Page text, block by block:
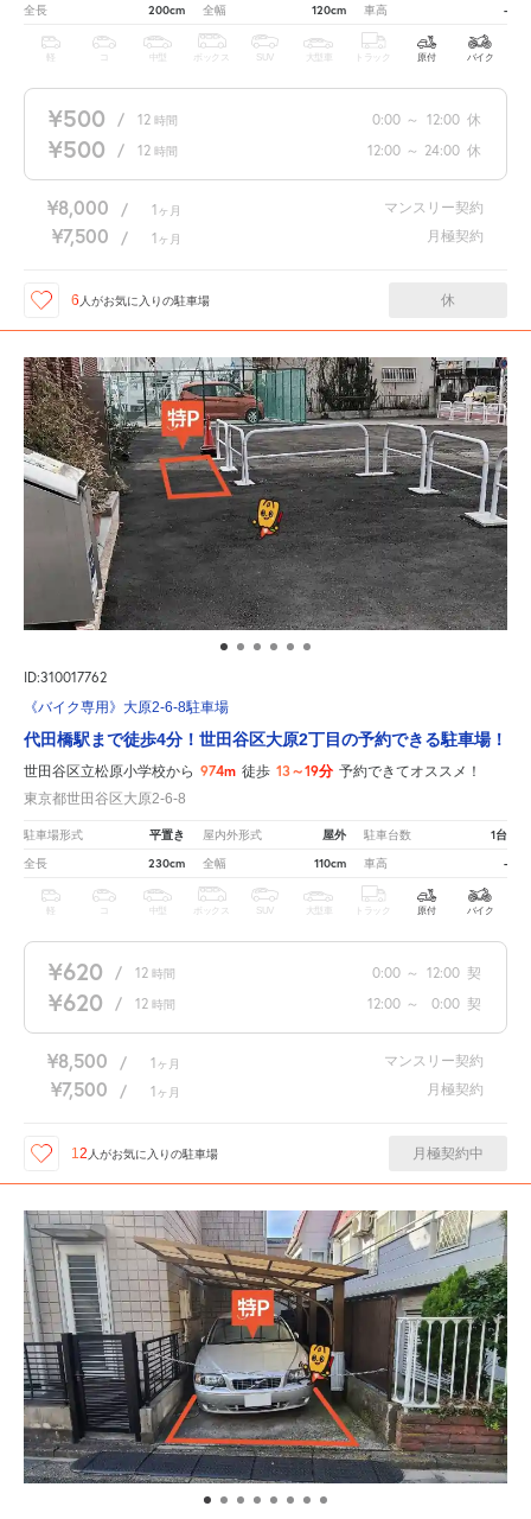
全長 200cm 全幅 120cm 車高 -
軽 中型 ボックス SUV 大型車 トラック 原付 バイク
¥500 / 12 時間 0:00 ～ 12:00 休
¥500 / 12 時間 12:00 ～ 24:00 休
¥8,000 / 1 ヶ月 マンスリー契約
¥7,500 / 1 ヶ月 月極契約
6 人がお気に入りの駐車場 休
ID:310017762
《バイク専用》大原2-6-8駐車場
代田橋駅まで徒歩4分！世田谷区大原2丁目の予約できる駐車場！
世田谷区立松原小学校から 974m 徒歩 13～19分 予約できてオススメ！
東京都世田谷区大原2-6-8
駐車場形式 平置き 屋内外形式 屋外 駐車台数 1台
全長 230cm 全幅 110cm 車高 -
軽 中型 ボックス SUV 大型車 トラック 原付 バイク
¥620 / 12 時間 0:00 ～ 12:00 契
¥620 / 12 時間 12:00 ～ 0:00 契
¥8,500 / 1 ヶ月 マンスリー契約
¥7,500 / 1 ヶ月 月極契約
12 人がお気に入りの駐車場 月極契約中